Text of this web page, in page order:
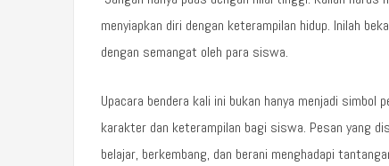
menyiapkan diri dengan keterampilan hidup. Inilah
dengan semangat oleh para siswa.
Upacara bendera kali ini bukan hanya menjadi
karakter dan keterampilan bagi siswa. Pesan yang
belajar, berkembang, dan berani menghadapi